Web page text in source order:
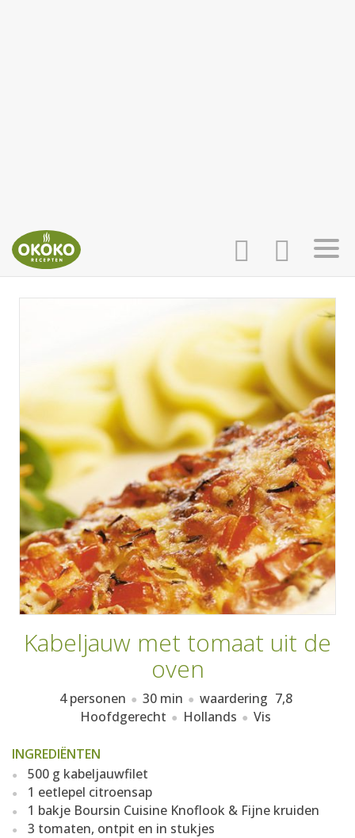
INLOGGEN
AANMELDEN
HOME
RECEPTEN
WEEKMENU'S
KOOKBOEKEN
Kabeljauw met tomaat uit de
oven
4 personen 30 min waardering 7,8
Hoofdgerecht
Hollands Vis
INGREDIËNTEN
500 g kabeljauwfilet
1 eetlepel citroensap
1 bakje Boursin Cuisine Knoflook & Fijne kruiden
3 tomaten, ontpit en in stukjes